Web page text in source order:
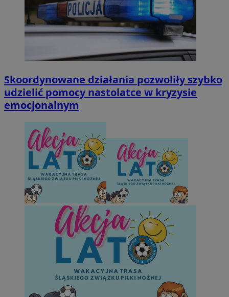
Skoordynowane działania pozwoliły szybko
udzielić pomocy nastolatce w kryzysie
emocjonalnym